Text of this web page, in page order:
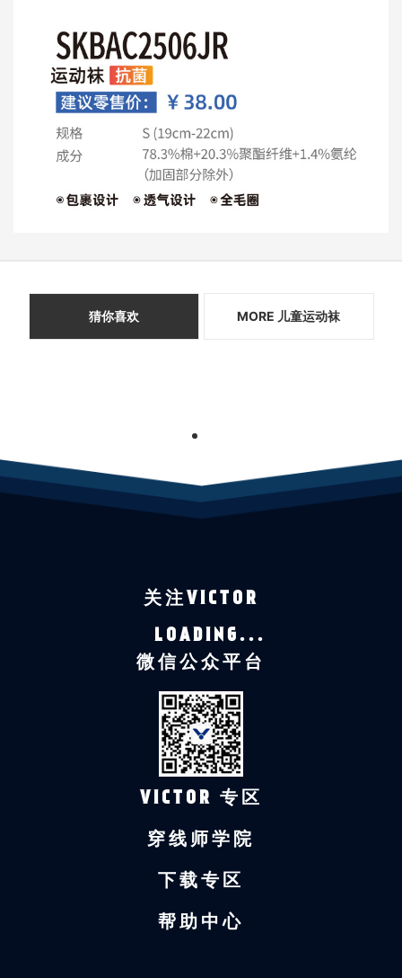
猜你喜欢 MORE 儿童运动袜
1
关注VICTOR
LOADING...
微信公众平台
VICTOR 专区
穿线师学院
下载专区
帮助中心